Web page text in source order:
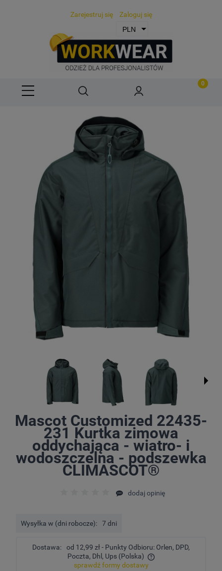
Zarejestruj się Zaloguj się
Mascot Customized 22435-
231 Kurtka zimowa
oddychająca - wiatro- i
wodoszczelna - podszewka
CLIMASCOT®
dodaj opinię
Wysyłka w (dni robocze): 7 dni
Dostawa: od 12,99 zł- Punkty Odbioru: Orlen, DPD,
Poczta, Dhl, Ups (Polska)
Cena nie zawiera ewentualnych kosztów płatności
sprawdź formy dostawy